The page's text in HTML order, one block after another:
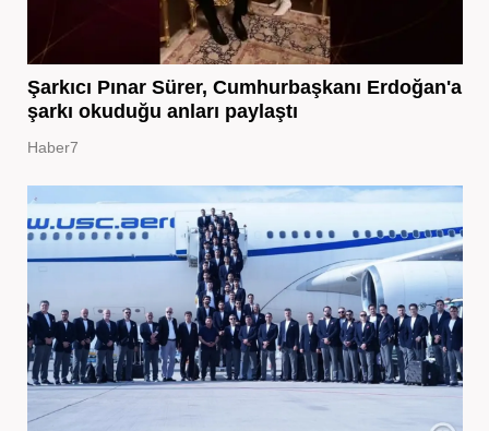
Şarkıcı Pınar Sürer, Cumhurbaşkanı Erdoğan'a
şarkı okuduğu anları paylaştı
Haber7